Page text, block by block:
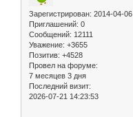
Зарегистрирован: 2014-04-06
Приглашений: 0
Сообщений: 12111
Уважение: +3655
Позитив: +4528
Провел на форуме:
7 месяцев 3 дня
Последний визит:
2026-07-21 14:23:53